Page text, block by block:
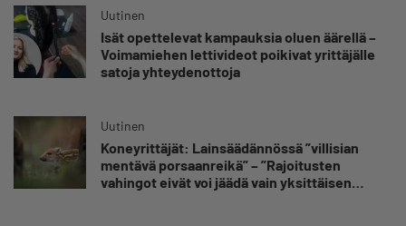
Uutinen
Isät opettelevat kampauksia oluen äärellä –
Voimamiehen lettivideot poikivat yrittäjälle
satoja yhteydenottoja
Uutinen
Koneyrittäjät: Lainsäädännössä ”villisian
mentävä porsaanreikä” – ”Rajoitusten
vahingot eivät voi jäädä vain yksittäisen